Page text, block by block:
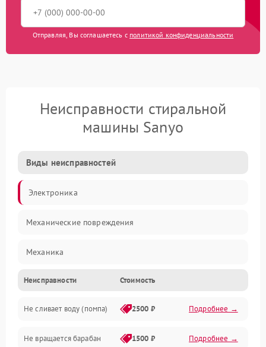
Отправляя, Вы соглашаетесь с политикой конфиденциальности
Неисправности стиральной
машины Sanyo
Виды неисправностей
Электроника
Механические повреждения
Механика
Электропитание
Водоснабжение
Слив
Неисправности Стоимость
Не сливает воду (помпа) 2500 ₽ Подробнее →
Не вращается барабан 1500 ₽ Подробнее →